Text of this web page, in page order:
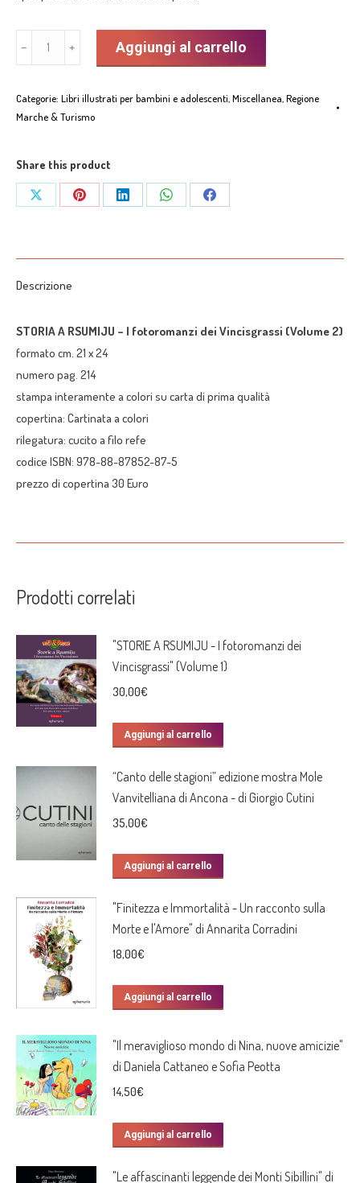
"STORIE
A
-
dei
Vincisgrassi"
quantità
﹣ ﹢ Aggiungi al carrello
Categorie: Libri illustrati per bambini e adolescenti Miscellanea Regione
Marche & Turismo
Share this product
Share
Share
Share
Share
Share
Descrizione
STORIA A RSUMIJU – I fotoromanzi dei Vincisgrassi (Volume 2)
formato cm. 21 x 24
numero pag. 214
stampa interamente a colori su carta di prima qualità
copertina: Cartinata a colori
rilegatura: cucito a filo refe
codice ISBN: 978-88-87852-87-5
prezzo di copertina 30 Euro
Prodotti correlati
"STORIE A RSUMIJU - I fotoromanzi dei
Vincisgrassi" (Volume 1)
30,00€
Aggiungi al carrello
“Canto delle stagioni” edizione mostra Mole
Vanvitelliana di Ancona - di Giorgio Cutini
35,00€
Aggiungi al carrello
"Finitezza e Immortalità - Un racconto sulla
Morte e l'Amore" di Annarita Corradini
18,00€
Aggiungi al carrello
"Il meraviglioso mondo di Nina, nuove amicizie"
di Daniela Cattaneo e Sofia Peotta
14,50€
Aggiungi al carrello
"Le affascinanti leggende dei Monti Sibillini" di